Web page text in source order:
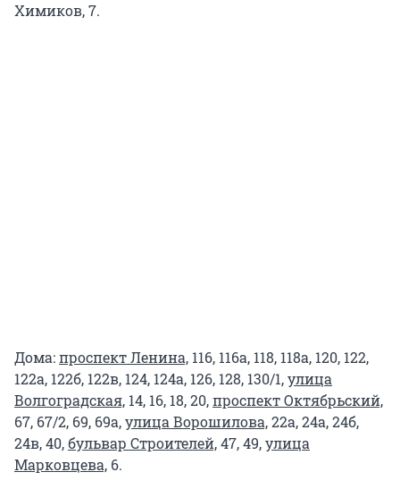
Химиков, 7.
Дома:проспект Ленина, 116, 116а, 118, 118а, 120, 122,
122а, 122б, 122в, 124, 124а, 126, 128, 130/1,улица
Волгоградская, 14, 16, 18, 20,проспект Октябрьский,
67, 67/2, 69, 69а,улица Ворошилова,22а, 24а, 24б,
24в, 40,бульвар Строителей,47, 49,улица
Марковцева, 6.